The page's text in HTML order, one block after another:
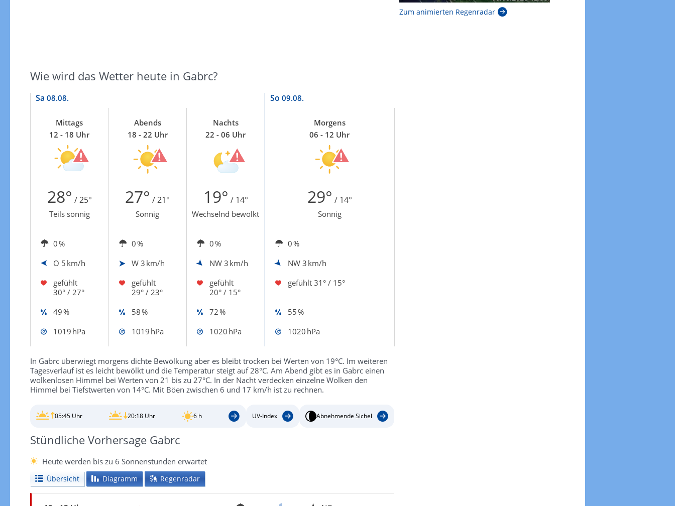
Wie wird das Wetter heute in Gabrc?
Sa 08.08. So 09.08.
Mittags
12 - 18 Uhr
Abends
18 - 22 Uhr
Nachts
22 - 06 Uhr
Morgens
06 - 12 Uhr
28° / 25° 27° / 21° 19° / 14° 29° / 14°
Teils sonnig Sonnig Wechselnd bewölkt Sonnig
0 % 0 % 0 %
0 %
O 5 km/h W 3 km/h NW 3 km/h NW 3 km/h
gefühlt
30° / 27°
gefühlt
29° / 23°
gefühlt
20° / 15°
gefühlt 31° / 15°
49 % 58 % 72 %
55 %
1019 hPa
1019 hPa 1020 hPa 1020 hPa
In Gabrc überwiegt morgens dichte Bewölkung aber es bleibt trocken bei Werten von 19°C. Im weiteren
Tagesverlauf ist es leicht bewölkt und die Temperatur steigt auf 28°C. Am Abend gibt es in Gabrc einen
wolkenlosen Himmel bei Werten von 21 bis zu 27°C. In der Nacht verdecken einzelne Wolken den
Himmel bei Tiefstwerten von 14°C. Mit Böen zwischen 6 und 17 km/h ist zu rechnen.
05:45 Uhr 20:18 Uhr 6 h UV-Index Abnehmende Sichel
Stündliche Vorhersage Gabrc
Heute werden bis zu 6 Sonnenstunden erwartet
Übersicht Diagramm Regenradar
Zum animierten Regenradar